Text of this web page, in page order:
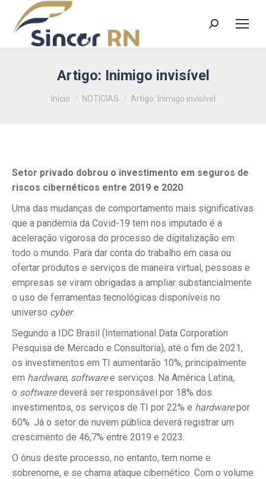
Search:
Artigo: Inimigo invisível
Você está aqui:
Início NOTÍCIAS Artigo: Inimigo invisível
Setor privado dobrou o investimento em seguros de
riscos cibernéticos entre 2019 e 2020
Uma das mudanças de comportamento mais significativas
que a pandemia da Covid-19 tem nos imputado é a
aceleração vigorosa do processo de digitalização em
todo o mundo. Para dar conta do trabalho em casa ou
ofertar produtos e serviços de maneira virtual, pessoas e
empresas se viram obrigadas a ampliar substancialmente
o uso de ferramentas tecnológicas disponíveis no
universo cyber.
Segundo a IDC Brasil (International Data Corporation
Pesquisa de Mercado e Consultoria), até o fim de 2021,
os investimentos em TI aumentarão 10%, principalmente
em hardware, softwaree serviços. Na América Latina,
o softwaredeverá ser responsável por 18% dos
investimentos, os serviços de TI por 22% e hardwarepor
60%. Já o setor de nuvem pública deverá registrar um
crescimento de 46,7% entre 2019 e 2023.
O ônus deste processo, no entanto, tem nome e
sobrenome, e se chama ataque cibernético. Com o volume